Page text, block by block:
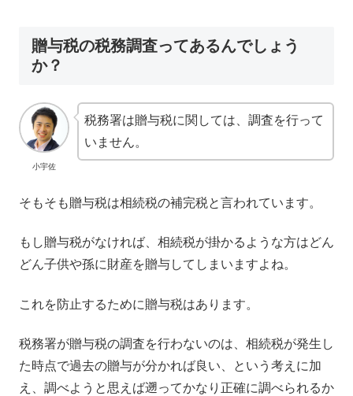
贈与税の税務調査ってあるんでしょう
か？
小宇佐
税務署は贈与税に関しては、調査を行って
いません。
そもそも贈与税は相続税の補完税と言われています。
もし贈与税がなければ、相続税が掛かるような方はどん
どん子供や孫に財産を贈与してしまいますよね。
これを防止するために贈与税はあります。
税務署が贈与税の調査を行わないのは、相続税が発生し
た時点で過去の贈与が分かれば良い、という考えに加
え、調べようと思えば遡ってかなり正確に調べられるか